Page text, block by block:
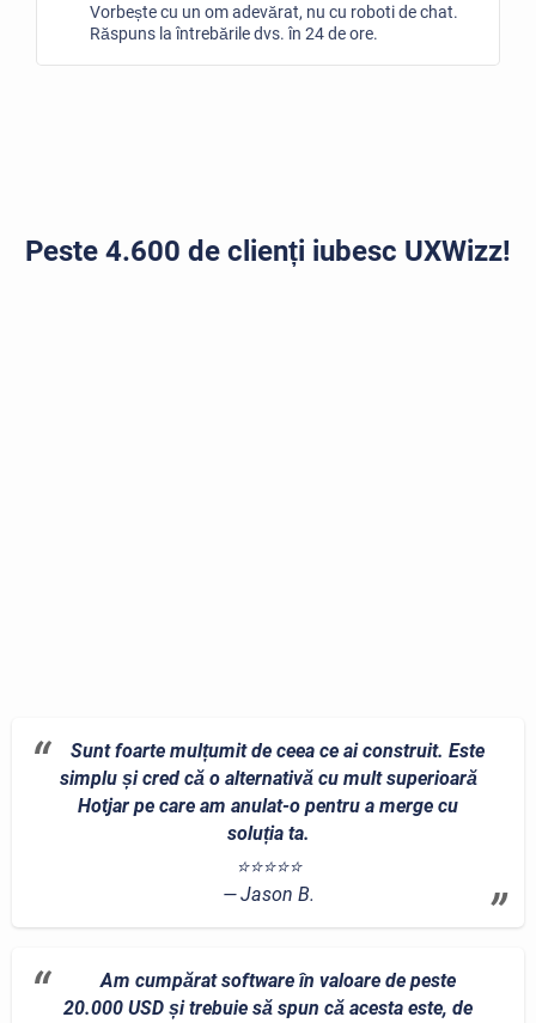
Vorbește cu un om adevărat, nu cu roboti de chat.
Răspuns la întrebările dvs. în 24 de ore.
Peste 4.600 de clienți iubesc UXWizz!
Sunt foarte mulțumit de ceea ce ai construit. Este
simplu și cred că o alternativă cu mult superioară
Hotjar pe care am anulat-o pentru a merge cu
soluția ta.
⭐⭐⭐⭐⭐
Jason B.
Am cumpărat software în valoare de peste
20.000 USD și trebuie să spun că acesta este, de